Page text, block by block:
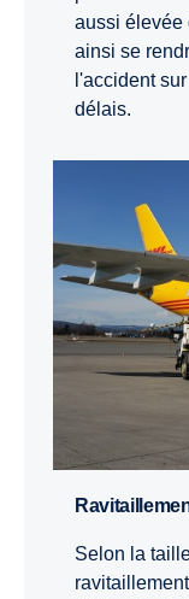
aussi élevée
ainsi se
l'accident
délais.
Selon la